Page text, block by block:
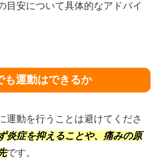
目安について具体的なアドバイ
も運動はできるか
運動を行うことは避けてくださ
炎症を抑えることや、痛みの原
です。